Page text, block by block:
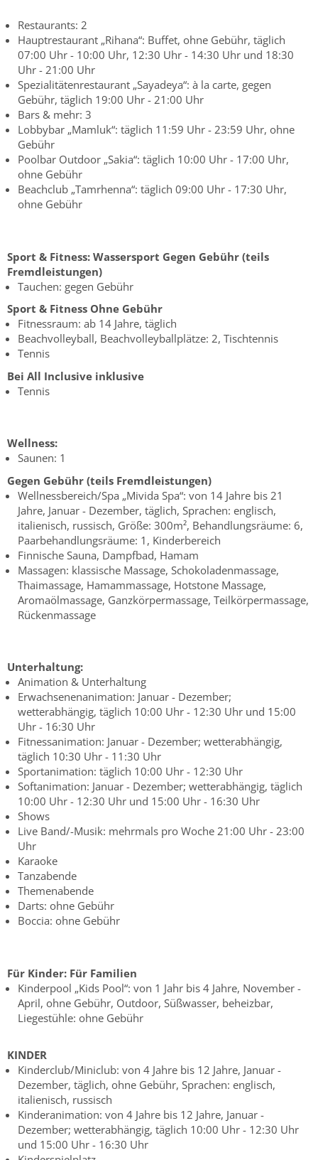
Restaurants: 2
Hauptrestaurant „Rihana“: Buffet, ohne Gebühr, täglich
07:00 Uhr - 10:00 Uhr, 12:30 Uhr - 14:30 Uhr und 18:30
Uhr - 21:00 Uhr
Spezialitätenrestaurant „Sayadeya“: à la carte, gegen
Gebühr, täglich 19:00 Uhr - 21:00 Uhr
Bars & mehr: 3
Lobbybar „Mamluk“: täglich 11:59 Uhr - 23:59 Uhr, ohne
Gebühr
Poolbar Outdoor „Sakia“: täglich 10:00 Uhr - 17:00 Uhr,
ohne Gebühr
Beachclub „Tamrhenna“: täglich 09:00 Uhr - 17:30 Uhr,
ohne Gebühr
Sport & Fitness: Wassersport Gegen Gebühr (teils
Fremdleistungen)
Tauchen: gegen Gebühr
Sport & Fitness Ohne Gebühr
Fitnessraum: ab 14 Jahre, täglich
Beachvolleyball, Beachvolleyballplätze: 2, Tischtennis
Tennis
Bei All Inclusive inklusive
Tennis
Wellness:
Saunen: 1
Gegen Gebühr (teils Fremdleistungen)
Wellnessbereich/Spa „Mivida Spa“: von 14 Jahre bis 21
Jahre, Januar - Dezember, täglich, Sprachen: englisch,
italienisch, russisch, Größe: 300m², Behandlungsräume: 6,
Paarbehandlungsräume: 1, Kinderbereich
Finnische Sauna, Dampfbad, Hamam
Massagen: klassische Massage, Schokoladenmassage,
Thaimassage, Hamammassage, Hotstone Massage,
Aromaölmassage, Ganzkörpermassage, Teilkörpermassage,
Rückenmassage
Unterhaltung:
Animation & Unterhaltung
Erwachsenenanimation: Januar - Dezember;
wetterabhängig, täglich 10:00 Uhr - 12:30 Uhr und 15:00
Uhr - 16:30 Uhr
Fitnessanimation: Januar - Dezember; wetterabhängig,
täglich 10:30 Uhr - 11:30 Uhr
Sportanimation: täglich 10:00 Uhr - 12:30 Uhr
Softanimation: Januar - Dezember; wetterabhängig, täglich
10:00 Uhr - 12:30 Uhr und 15:00 Uhr - 16:30 Uhr
Shows
Live Band/-Musik: mehrmals pro Woche 21:00 Uhr - 23:00
Uhr
Karaoke
Tanzabende
Themenabende
Darts: ohne Gebühr
Boccia: ohne Gebühr
Für Kinder: Für Familien
Kinderpool „Kids Pool“: von 1 Jahr bis 4 Jahre, November -
April, ohne Gebühr, Outdoor, Süßwasser, beheizbar,
Liegestühle: ohne Gebühr
KINDER
Kinderclub/Miniclub: von 4 Jahre bis 12 Jahre, Januar -
Dezember, täglich, ohne Gebühr, Sprachen: englisch,
italienisch, russisch
Kinderanimation: von 4 Jahre bis 12 Jahre, Januar -
Dezember; wetterabhängig, täglich 10:00 Uhr - 12:30 Uhr
und 15:00 Uhr - 16:30 Uhr